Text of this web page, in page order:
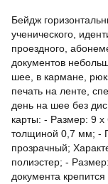
Бейдж
ученического,
проездного,
документов
шее, в кармане,
печать на ленте,
день на шее без
карты: - Размер: 9
толщиной 0,7 мм; -
прозрачный;
полиэстер; -
документа